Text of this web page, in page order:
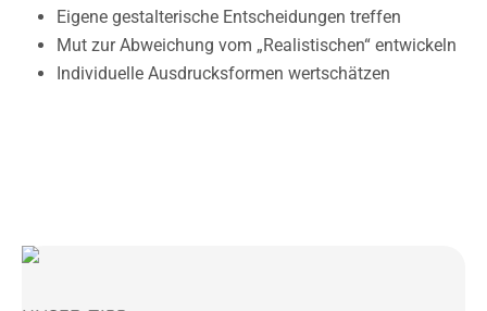
Eigene gestalterische Entscheidungen treffen
Mut zur Abweichung vom „Realistischen“ entwickeln
Individuelle Ausdrucksformen wertschätzen